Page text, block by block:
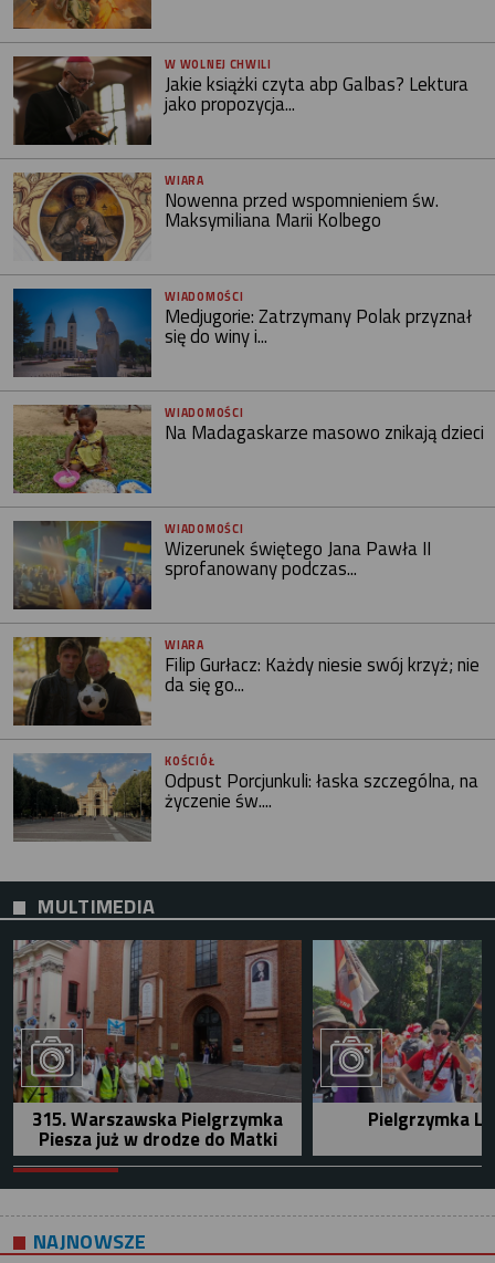
W WOLNEJ CHWILI
Jakie książki czyta abp Galbas? Lektura
jako propozycja...
WIARA
Nowenna przed wspomnieniem św.
Maksymiliana Marii Kolbego
WIADOMOŚCI
Medjugorie: Zatrzymany Polak przyznał
się do winy i...
WIADOMOŚCI
Na Madagaskarze masowo znikają dzieci
WIADOMOŚCI
Wizerunek świętego Jana Pawła II
sprofanowany podczas...
WIARA
Filip Gurłacz: Każdy niesie swój krzyż; nie
da się go...
KOŚCIÓŁ
Odpust Porcjunkuli: łaska szczególna, na
życzenie św....
MULTIMEDIA
315. Warszawska Pielgrzymka
Piesza już w drodze do Matki
Pielgrzymka
NAJNOWSZE